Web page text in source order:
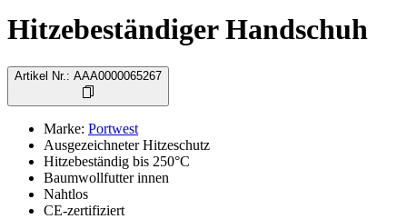
Hitzebeständiger Handschuh
Artikel Nr. : AAA0000065267
Marke: Portwest
Ausgezeichneter Hitzeschutz
Hitzebeständig bis 250°C
Baumwollfutter innen
Nahtlos
CE-zertifiziert